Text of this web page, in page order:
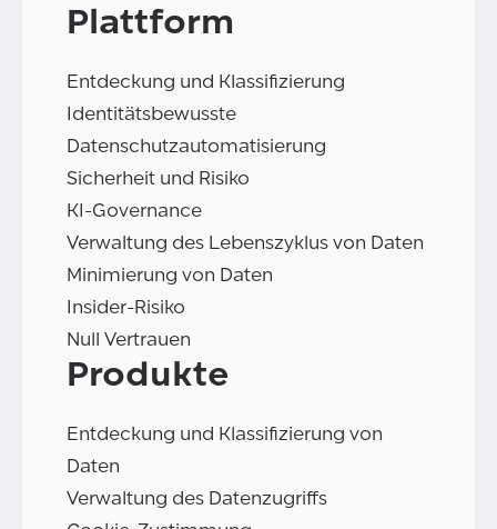
Plattform
Entdeckung und Klassifizierung
Identitätsbewusste
Datenschutzautomatisierung
Sicherheit und Risiko
KI-Governance
Verwaltung des Lebenszyklus von Daten
Minimierung von Daten
Insider-Risiko
Null Vertrauen
Produkte
Entdeckung und Klassifizierung von
Daten
Verwaltung des Datenzugriffs